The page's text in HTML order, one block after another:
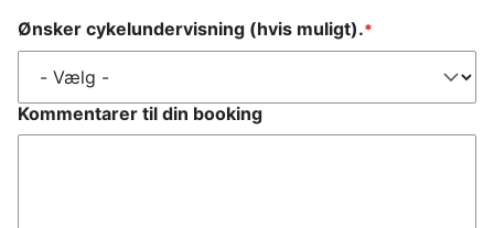
Ønsker cykelundervisning (hvis muligt).
Kommentarer til din booking